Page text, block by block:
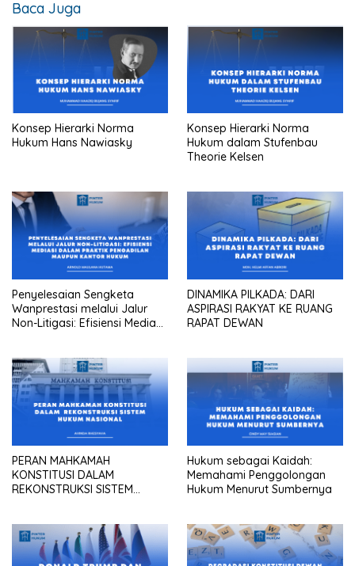
Baca Juga
Konsep Hierarki Norma
Hukum Hans Nawiasky
Konsep Hierarki Norma
Hukum dalam Stufenbau
Theorie Kelsen
Penyelesaian Sengketa
Wanprestasi melalui Jalur
Non-Litigasi: Efisiensi Mediasi
DINAMIKA PILKADA: DARI
ASPIRASI RAKYAT KE RUANG
RAPAT DEWAN
PERAN MAHKAMAH
KONSTITUSI DALAM
REKONSTRUKSI SISTEM
Hukum sebagai Kaidah:
Memahami Penggolongan
Hukum Menurut Sumbernya